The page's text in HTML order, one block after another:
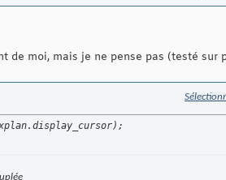
de moi, mais je ne pense pas (testé sur
) ;